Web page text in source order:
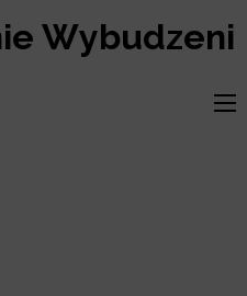
Wybudzeni